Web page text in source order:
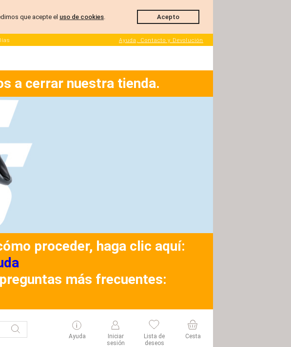
a cerrar nuestra tienda.
proceder, haga clic aquí:
más frecuentes:
Ayuda
Iniciar
sesión
Lista de
deseos
Cesta
Ayuda, Contacto y Devolución
que acepte el uso de cookies. Acepto